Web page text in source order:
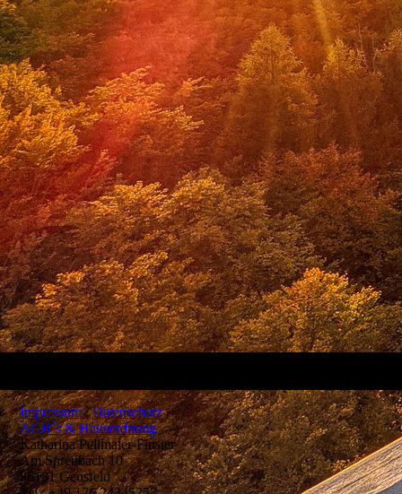
Impressum/Datenschutz/
AGB´s & Hausordnung
Katharina Pellmaier-Finster
Am Spreubach 10
96181 Geusfeld